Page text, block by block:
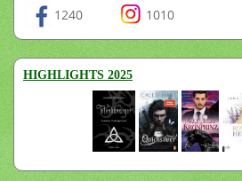
1240 1010
HIGHLIGHTS 2025